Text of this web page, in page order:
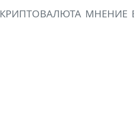
КРИПТОВАЛЮТА МНЕНИЕ